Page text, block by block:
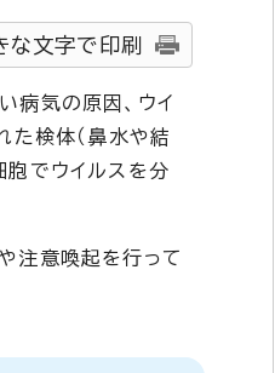
な文字で印刷
病気の原因、ウイ
た検体（鼻水や結
胞でウイルスを分
注意喚起を行って